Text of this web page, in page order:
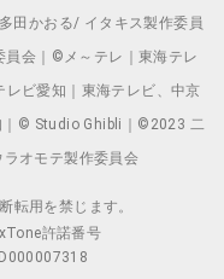
田かおる/ イタキス製作委員
会｜©メ～テレ｜東海テレ
レビ愛知｜東海テレビ、中京
｜© Studio Ghibli｜©2023 二
オモテ製作委員会
転用を禁じます。
許諾番号
ID000007318